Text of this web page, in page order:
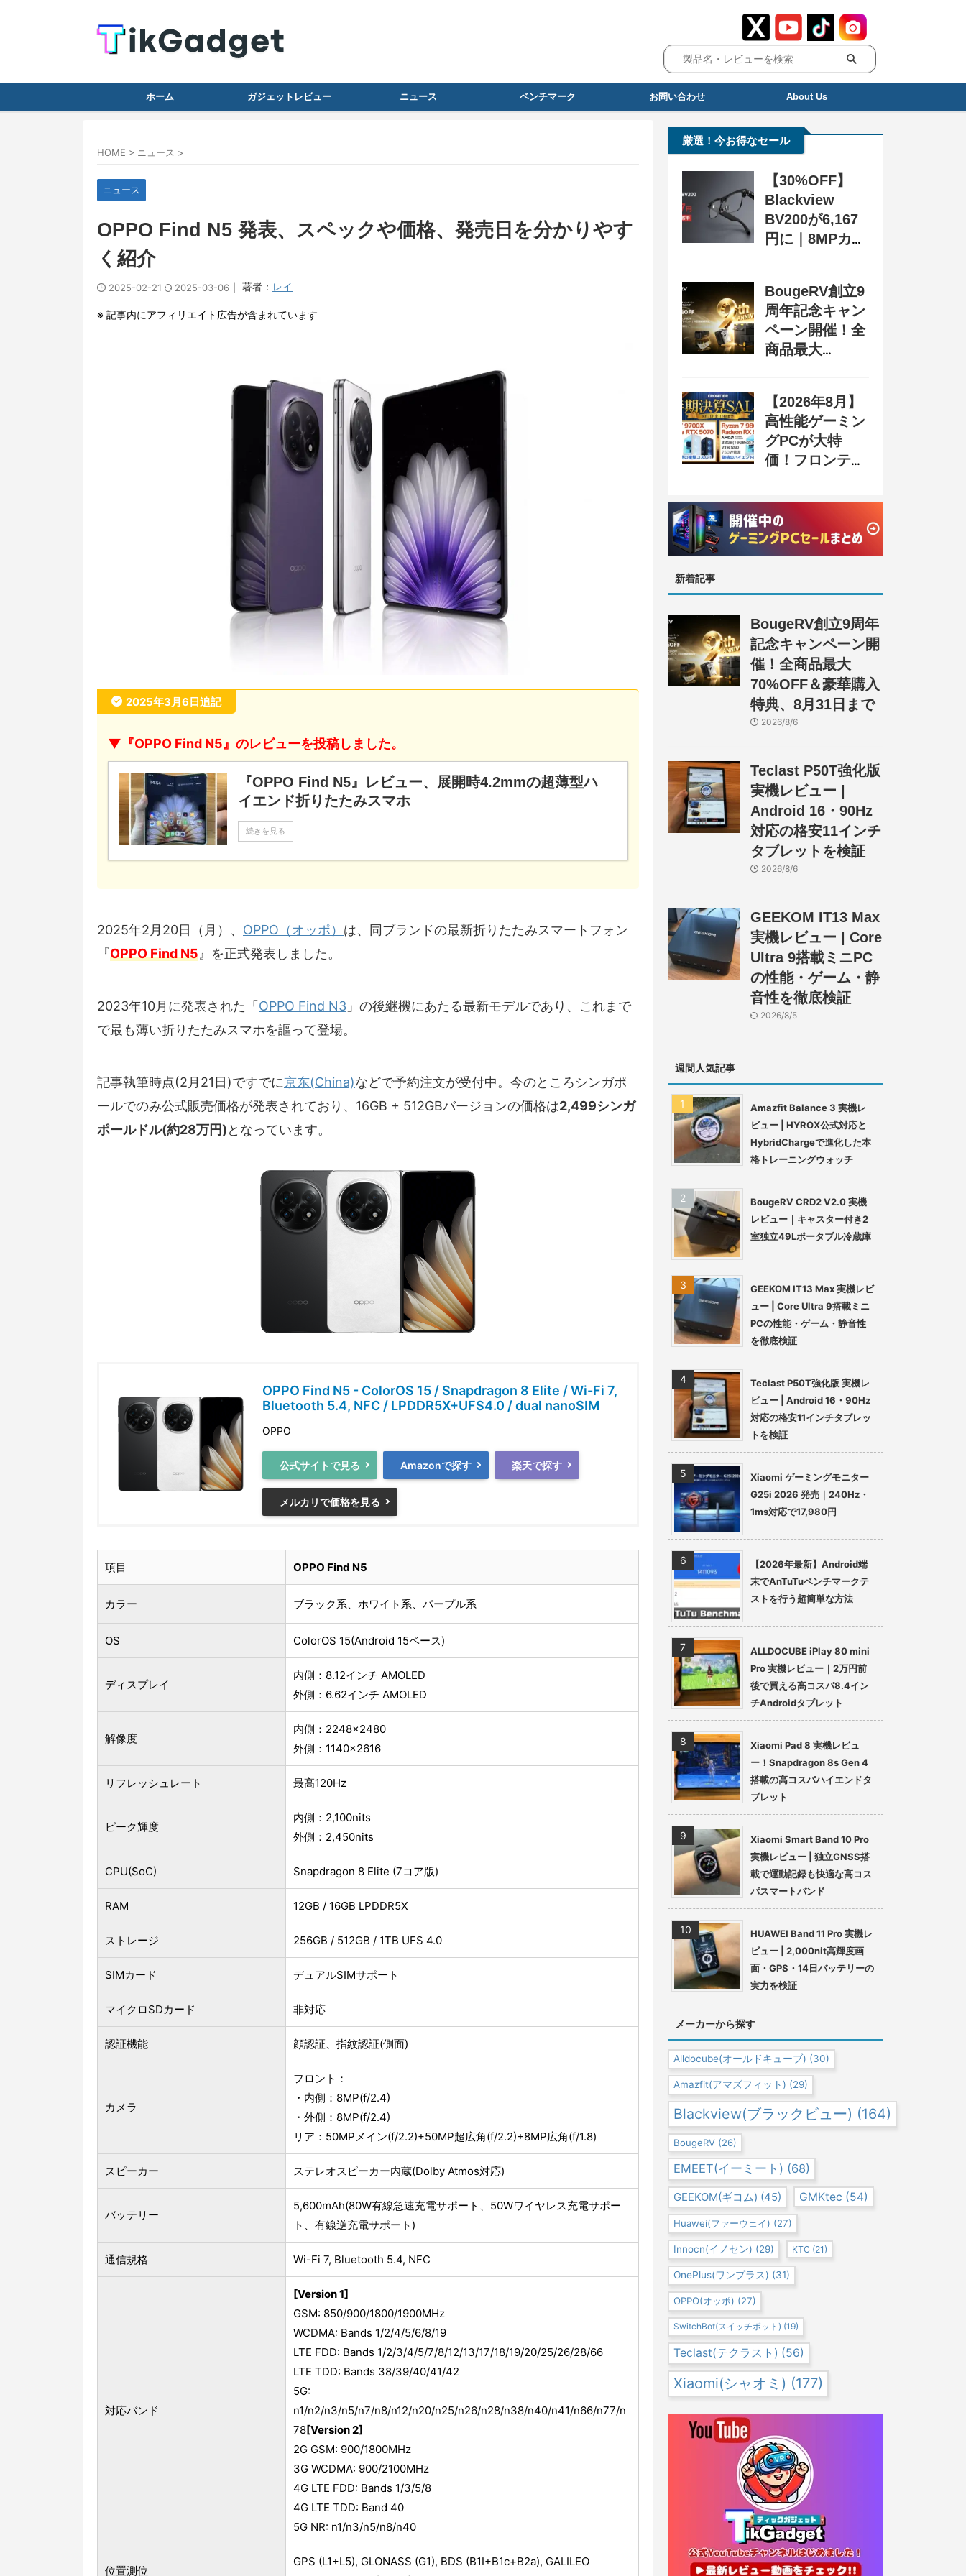
ホーム ガジェットレビュー ニュース ベンチマーク お問い合わせ About Us
HOME > ニュース >
ニュース
OPPO Find N5 発表、スペックや価格、発売日を分かりやす
く紹介
2025-02-21 2025-03-06 ｜ 著者： レイ
※ 記事内にアフィリエイト広告が含まれています
2025年3月6日追記
▼『OPPO Find N5』のレビューを投稿しました。
『OPPO Find N5』レビュー、展開時4.2mmの超薄型ハ
イエンド折りたたみスマホ
続きを見る
2025年2月20日（月）、 OPPO（オッポ） は、同ブランドの最新折りたたみスマートフォン
『OPPO Find N5』を正式発表しました。
2023年10月に発表された「 OPPO Find N3 」の後継機にあたる最新モデルであり、これまで
で最も薄い折りたたみスマホを謳って登場。
記事執筆時点(2月21日)ですでに京东(China)などで予約注文が受付中。今のところシンガポ
ールでのみ公式販売価格が発表されており、16GB + 512GBバージョンの価格は2,499シンガ
ポールドル(約28万円)となっています。
OPPO Find N5 - ColorOS 15 / Snapdragon 8 Elite / Wi-Fi 7,
Bluetooth 5.4, NFC / LPDDR5X+UFS4.0 / dual nanoSIM
OPPO
公式サイトで見る Amazonで探す 楽天で探す
メルカリで価格を見る
項目 OPPO Find N5
カラー ブラック系、ホワイト系、パープル系
OS ColorOS 15(Android 15ベース)
ディスプレイ
内側：8.12インチ AMOLED
外側：6.62インチ AMOLED
解像度
内側：2248×2480
外側：1140×2616
リフレッシュレート 最高120Hz
ピーク輝度
内側：2,100nits
外側：2,450nits
CPU(SoC) Snapdragon 8 Elite (7コア版)
RAM 12GB / 16GB LPDDR5X
ストレージ 256GB / 512GB / 1TB UFS 4.0
SIMカード デュアルSIMサポート
マイクロSDカード 非対応
認証機能 顔認証、指紋認証(側面)
カメラ
フロント：
・内側：8MP(f/2.4)
・外側：8MP(f/2.4)
リア：50MPメイン(f/2.2)+50MP超広角(f/2.2)+8MP広角(f/1.8)
スピーカー ステレオスピーカー内蔵(Dolby Atmos対応)
バッテリー
5,600mAh(80W有線急速充電サポート、50Wワイヤレス充電サポー
ト、有線逆充電サポート)
通信規格 Wi-Fi 7, Bluetooth 5.4, NFC
対応バンド
[Version 1]
GSM: 850/900/1800/1900MHz
WCDMA: Bands 1/2/4/5/6/8/19
LTE FDD: Bands 1/2/3/4/5/7/8/12/13/17/18/19/20/25/26/28/66
LTE TDD: Bands 38/39/40/41/42
5G:
n1/n2/n3/n5/n7/n8/n12/n20/n25/n26/n28/n38/n40/n41/n66/n77/n
78[Version 2]
2G GSM: 900/1800MHz
3G WCDMA: 900/2100MHz
4G LTE FDD: Bands 1/3/5/8
4G LTE TDD: Band 40
5G NR: n1/n3/n5/n8/n40
位置測位
GPS (L1+L5), GLONASS (G1), BDS (B1I+B1c+B2a), GALILEO
厳選！今お得なセール
【30%OFF】
Blackview
BV200が6,167
円に｜8MPカメ
ン配布中
BougeRV創立9
周年記念キャン
ペーン開催！全
商品最大
31日まで
【2026年8月】
高性能ゲーミン
グPCが大特
価！フロンティ
SALE』開催、
セール情報まと
め
新着記事
BougeRV創立9周年
記念キャンペーン開
催！全商品最大
70%OFF＆豪華購入
特典、8月31日まで
2026/8/6
Teclast P50T強化版
実機レビュー |
Android 16・90Hz
対応の格安11インチ
タブレットを検証
2026/8/6
GEEKOM IT13 Max
実機レビュー | Core
Ultra 9搭載ミニPC
の性能・ゲーム・静
音性を徹底検証
2026/8/5
週間人気記事
Amazfit Balance 3 実機レ
ビュー | HYROX公式対応と
HybridChargeで進化した本
格トレーニングウォッチ
BougeRV CRD2 V2.0 実機
レビュー｜キャスター付き2
室独立49Lポータブル冷蔵庫
GEEKOM IT13 Max 実機レビ
ュー | Core Ultra 9搭載ミニ
PCの性能・ゲーム・静音性
を徹底検証
Teclast P50T強化版 実機レ
ビュー | Android 16・90Hz
対応の格安11インチタブレッ
トを検証
Xiaomi ゲーミングモニター
G25i 2026 発売｜240Hz・
1ms対応で17,980円
【2026年最新】Android端
末でAnTuTuベンチマークテ
ストを行う超簡単な方法
ALLDOCUBE iPlay 80 mini
Pro 実機レビュー｜2万円前
後で買える高コスパ8.4イン
チAndroidタブレット
Xiaomi Pad 8 実機レビュ
ー！Snapdragon 8s Gen 4
搭載の高コスパハイエンドタ
ブレット
Xiaomi Smart Band 10 Pro
実機レビュー | 独立GNSS搭
載で運動記録も快適な高コス
パスマートバンド
HUAWEI Band 11 Pro 実機レ
ビュー | 2,000nit高輝度画
面・GPS・14日バッテリーの
実力を検証
メーカーから探す
Alldocube(オールドキューブ) (30)
Amazfit(アマズフィット) (29)
Blackview(ブラックビュー) (164)
BougeRV (26)
EMEET(イーミート) (68)
GEEKOM(ギコム) (45) GMKtec (54)
Huawei(ファーウェイ) (27)
Innocn(イノセン) (29) KTC (21)
OnePlus(ワンプラス) (31)
OPPO(オッポ) (27)
SwitchBot(スイッチボット) (19)
Teclast(テクラスト) (56)
Xiaomi(シャオミ) (177)